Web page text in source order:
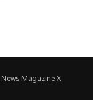
News Magazine X